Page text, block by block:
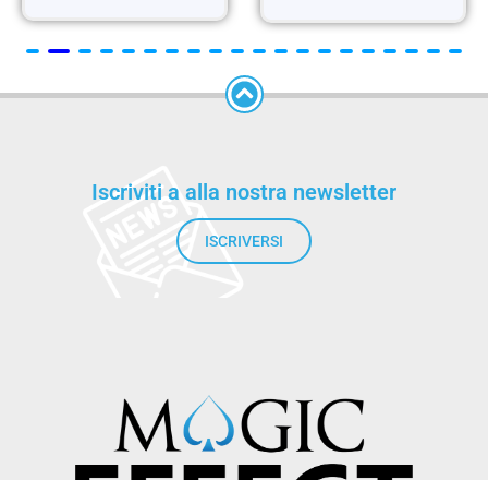
Iscriviti a alla nostra newsletter
ISCRIVERSI